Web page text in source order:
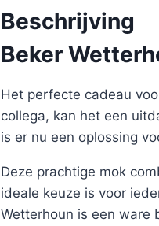
Beschrijving
Beker
Het perfecte cadeau
collega, kan het een
is er nu een oplossing
Deze prachtige mok
ideale keuze is voor
Wetterhoun is een ware